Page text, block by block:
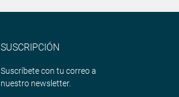
SUSCRIPCIÓN
Suscríbete con tu correo a
nuestro newsletter.